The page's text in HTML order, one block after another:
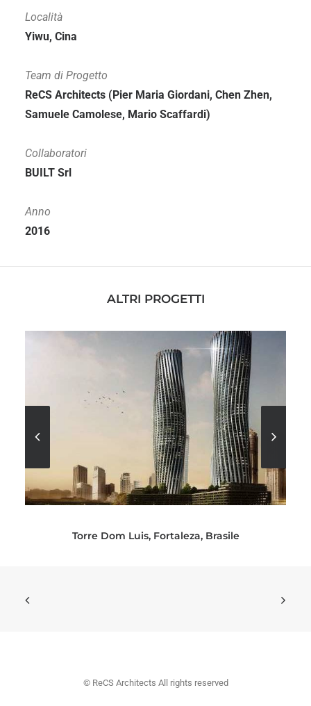
Località
Yiwu, Cina
Team di Progetto
ReCS Architects (Pier Maria Giordani, Chen Zhen,
Samuele Camolese, Mario Scaffardi)
Collaboratori
BUILT Srl
Anno
2016
ALTRI PROGETTI
Torre Dom Luis, Fortaleza, Brasile
© ReCS Architects All rights reserved